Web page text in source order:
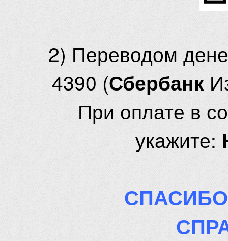
2) Переводом
4390 (Сбербанк
При оплате в
укажите: